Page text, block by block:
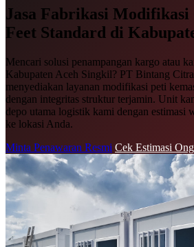
Jasa Fabrikasi Modifikasi
Feet Standard di
Mencari solusi penampangan kargo atau
Kabupaten Aceh Singkil? PT Bintang
menyediakan layanan modifikasi peti
dengan integritas struktur terjamin. Unit
depo utama logistik kami dengan estimasi
ke lokasi Anda.
Minta Penawaran Resmi Cek Estimasi